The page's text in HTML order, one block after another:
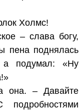
Холмс!
– слава богу,
пена поднялась
а подумал: «Ну
она. – Давайте